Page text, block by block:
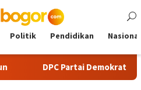
Politik Pendidikan Nasional
DPC Partai Demokrat Kabupaten